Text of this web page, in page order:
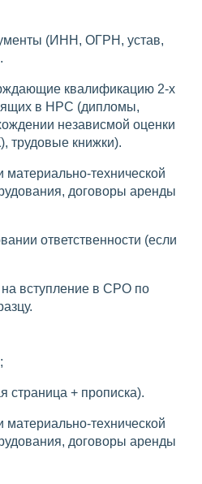
(ИНН, ОГРН, устав,
квалификацию 2-х
в НРС (дипломы,
независмой оценки
трудовые книжки).
технической
договоры аренды
ответственности (если
на вступление в СРО по
страница + прописка).
технической
договоры аренды